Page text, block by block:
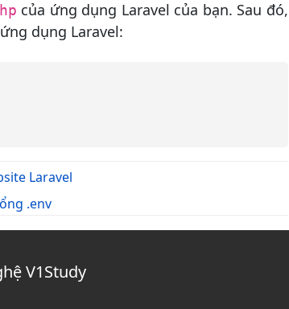
của ứng dụng Laravel của bạn. Sau đó,
dụng Laravel:
Laravel
.env
V1Study